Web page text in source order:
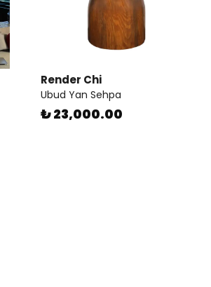
Render Chi
Ubud Yan Sehpa
₺ 23,000.00